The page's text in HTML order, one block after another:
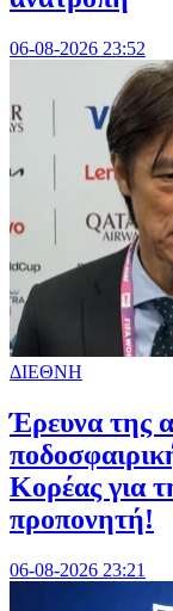
06-08-2026 23:52
ΔΙΕΘΝΗ
Έρευνα της
Κορέας για
προπονητή!
06-08-2026 23:21